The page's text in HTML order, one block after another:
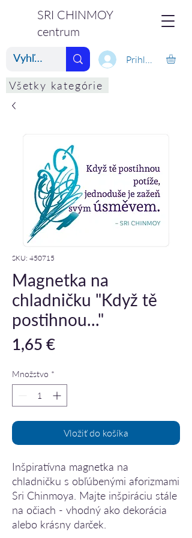
SRI CHINMOY
centrum
Prihlásiť
Všetky kategórie
SKU: 450715
Magnetka na
chladničku "Když tě
postihnou..."
1,65 €Price
Množstvo *
Vložiť do košíka
Inšpiratívna magnetka na
chladničku s obľúbenými aforizmami
Sri Chinmoya. Majte inšpiráciu stále
na očiach - vhodný ako dekorácia
alebo krásny darček.